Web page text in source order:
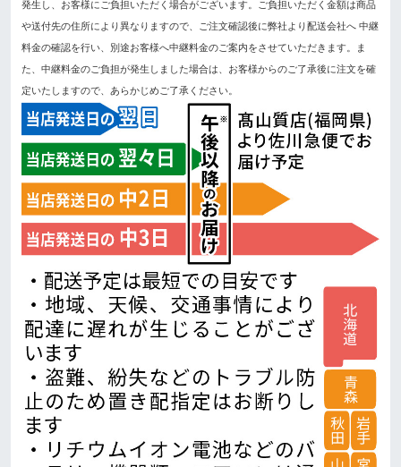
発生し、お客様にご負担いただく場合がございます。ご負担いただく金額は商品
や送付先の住所により異なりますので、ご注文確認後に弊社より配送会社へ 中継
料金の確認を行い、別途お客様へ中継料金のご案内をさせていただきます。ま
た、中継料金のご負担が発生しました場合は、お客様からのご了承後に注文を確
定いたしますので、あらかじめご了承ください。